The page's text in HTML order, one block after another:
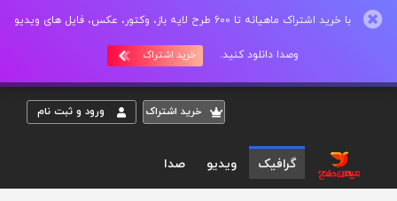
با خرید اشتراک ماهیانه تا 600 طرح لایه باز، وکتور، عکس، فایل های ویدیو
وصدا دانلود کنید. خرید اشتراک
خريد اشتراک ورود و ثبت نام
گرافیک ویدیو صدا